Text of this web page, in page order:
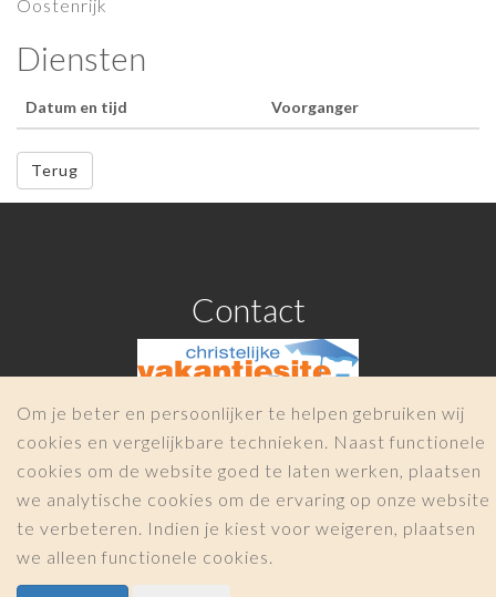
Oostenrijk
Diensten
Datum en tijd Voorganger
Terug
Contact
info@christelijkevakantiesite.nl
COPYRIGHT 2026 -Christelijkevakantiesite.nl
|
Om je beter en persoonlijker te helpen gebruiken wij
cookies en vergelijkbare technieken. Naast functionele
cookies om de website goed te laten werken, plaatsen
we analytische cookies om de ervaring op onze website
te verbeteren. Indien je kiest voor weigeren, plaatsen
we alleen functionele cookies.